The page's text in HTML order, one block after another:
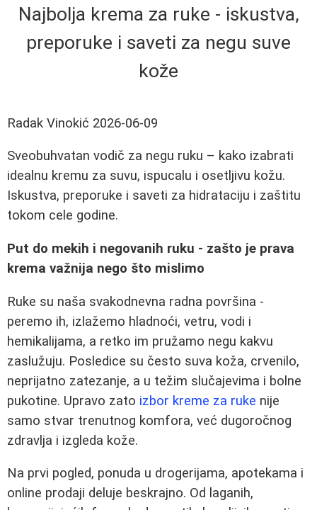
Najbolja krema za ruke - iskustva,
preporuke i saveti za negu suve
kože
Radak Vinokić 2026-06-09
Sveobuhvatan vodič za negu ruku – kako izabrati
idealnu kremu za suvu, ispucalu i osetljivu kožu.
Iskustva, preporuke i saveti za hidrataciju i zaštitu
tokom cele godine.
Put do mekih i negovanih ruku - zašto je prava
krema važnija nego što mislimo
Ruke su naša svakodnevna radna površina -
peremo ih, izlažemo hladnoći, vetru, vodi i
hemikalijama, a retko im pružamo negu kakvu
zaslužuju. Posledice su često suva koža, crvenilo,
neprijatno zatezanje, a u težim slučajevima i bolne
pukotine. Upravo zato izbor kreme za ruke nije
samo stvar trenutnog komfora, već dugoročnog
zdravlja i izgleda kože.
Na prvi pogled, ponuda u drogerijama, apotekama i
online prodaji deluje beskrajno. Od laganih,